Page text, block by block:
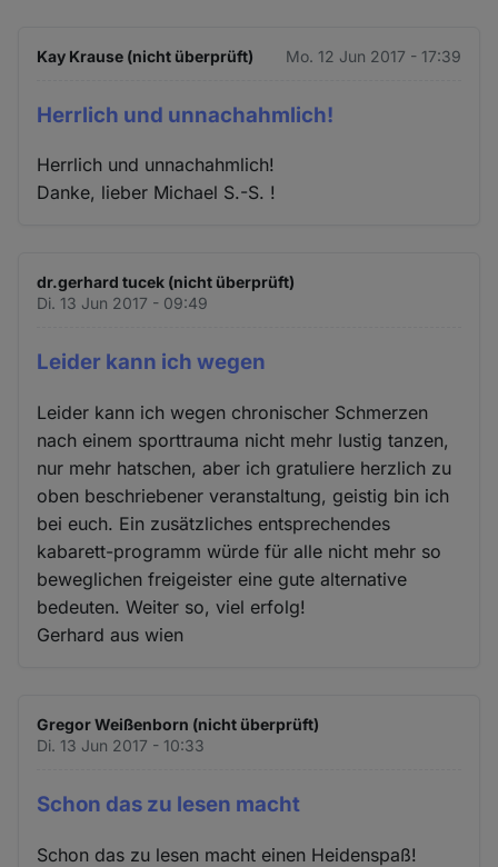
Kay Krause (nicht überprüft) Mo. 12 Jun 2017 - 17:39
Herrlich und unnachahmlich!
Herrlich und unnachahmlich!
Danke, lieber Michael S.-S. !
dr.gerhard tucek (nicht überprüft)
Di. 13 Jun 2017 - 09:49
Leider kann ich wegen
Leider kann ich wegen chronischer Schmerzen
nach einem sporttrauma nicht mehr lustig tanzen,
nur mehr hatschen, aber ich gratuliere herzlich zu
oben beschriebener veranstaltung, geistig bin ich
bei euch. Ein zusätzliches entsprechendes
kabarett-programm würde für alle nicht mehr so
beweglichen freigeister eine gute alternative
bedeuten. Weiter so, viel erfolg!
Gerhard aus wien
Gregor Weißenborn (nicht überprüft)
Di. 13 Jun 2017 - 10:33
Schon das zu lesen macht
Schon das zu lesen macht einen Heidenspaß!